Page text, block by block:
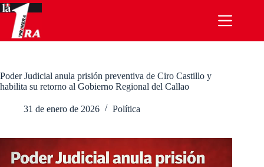
Saltar
al
contenido
Poder Judicial anula prisión preventiva de Ciro Castillo y
habilita su retorno al Gobierno Regional del Callao
31 de enero de 2026 Política